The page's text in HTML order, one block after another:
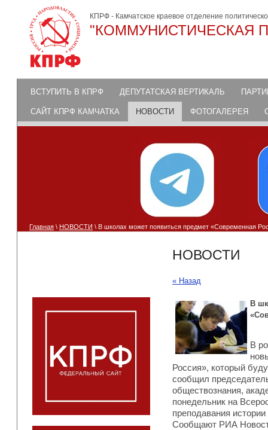
КПРФ - Камчатское краевое отделение
"КОММУНИСТИЧЕСКАЯ
ВСТУПИТЬ В КПРФ ДЕПУТАТСКАЯ ВЕРТИКАЛЬ
САЙТ КПРФ КАМЧАТКА НОВОСТИ ФОТОГАЛЕРЕЯ
Главная \ НОВОСТИ \ В школах может появиться предмет «Современная
НОВОСТИ
« Назад
В
В
Россия», который
сообщил
обществознания,
понедельник на
преподавания
Сообщают РИА